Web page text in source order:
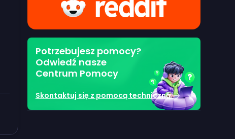
Potrzebujesz pomocy?
Odwiedź nasze
Centrum Pomocy
Skontaktuj się z pomocą techniczną